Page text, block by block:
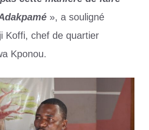
», a souligné
Koffi, chef de quartier
Kponou.